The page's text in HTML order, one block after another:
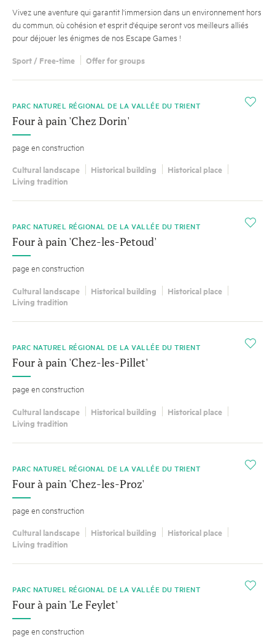
Vivez une aventure qui garantit l'immersion dans un environnement hors
du commun, où cohésion et esprit d'équipe seront vos meilleurs alliés
pour déjouer les énigmes de nos Escape Games !
Sport / Free-time Offer for groups
i
PARC NATUREL RÉGIONAL DE LA VALLÉE DU TRIENT
Four à pain 'Chez Dorin'
page en construction
Cultural landscape Historical building
Historical place
Living tradition
i
PARC NATUREL RÉGIONAL DE LA VALLÉE DU TRIENT
Four à pain 'Chez-les-Petoud'
page en construction
Cultural landscape Historical building
Historical place
Living tradition
i
PARC NATUREL RÉGIONAL DE LA VALLÉE DU TRIENT
Four à pain 'Chez-les-Pillet'
page en construction
Cultural landscape Historical building
Historical place
Living tradition
i
PARC NATUREL RÉGIONAL DE LA VALLÉE DU TRIENT
Four à pain 'Chez-les-Proz'
page en construction
Cultural landscape Historical building
Historical place
Living tradition
i
PARC NATUREL RÉGIONAL DE LA VALLÉE DU TRIENT
Four à pain 'Le Feylet'
page en construction